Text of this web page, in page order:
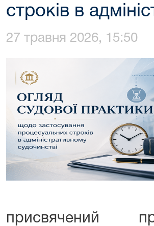
строків в
27 травня 2026, 15:50
присвячений